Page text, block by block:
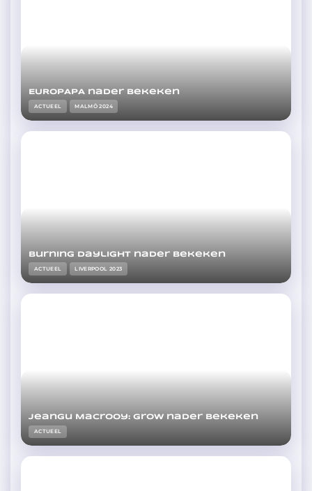
EUROPAPA nader bekeken
ACTUEEL MALMÖ 2024
Burning daylight nader bekeken
ACTUEEL LIVERPOOL 2023
Jeangu Macrooy: Grow nader bekeken
ACTUEEL